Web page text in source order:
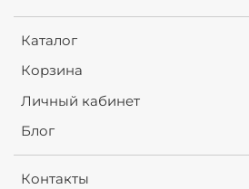
Каталог
Корзина
Личный кабинет
Блог
Контакты